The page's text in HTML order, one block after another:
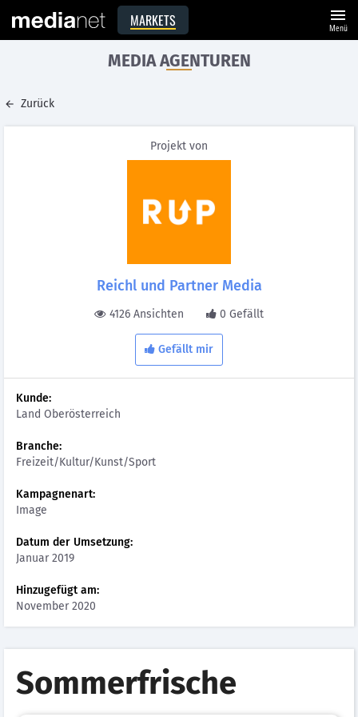
MARKETS menu
Menü
MEDIA AGENTUREN
Zurück
Projekt von
Reichl und Partner Media
4126 Ansichten 0 Gefällt
Gefällt mir
Kunde:
Land Oberösterreich
Branche:
Freizeit/Kultur/Kunst/Sport
Kampagnenart:
Image
Datum der Umsetzung:
Januar 2019
Hinzugefügt am:
November 2020
Sommerfrische